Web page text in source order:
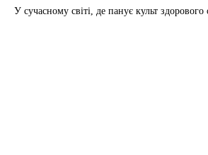
У сучасному світі, де панує культ здорового